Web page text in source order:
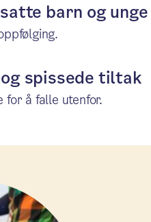
barn og unge
spissede tiltak
for å falle utenfor.